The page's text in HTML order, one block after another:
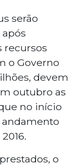
serão
recursos
o Governo
devem
outubro as
no início
andamento
o